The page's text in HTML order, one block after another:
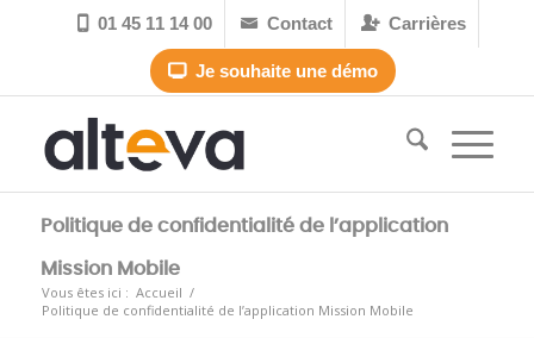
 01 45 11 14 00  Contact Carrières
Je souhaite une démo
Politique de confidentialité de l’application
Mission Mobile
Vous êtes ici : Accueil /
Politique de confidentialité de l’application Mission Mobile